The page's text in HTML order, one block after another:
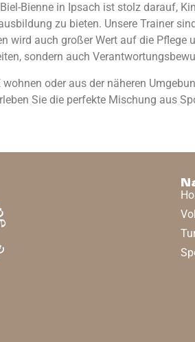
Bienne in Ipsach ist stolz darauf,
zu bieten. Unsere Trainer
wird auch großer Wert auf die
sondern auch
wohnen oder aus der näheren
Sie die perfekte Mischung aus